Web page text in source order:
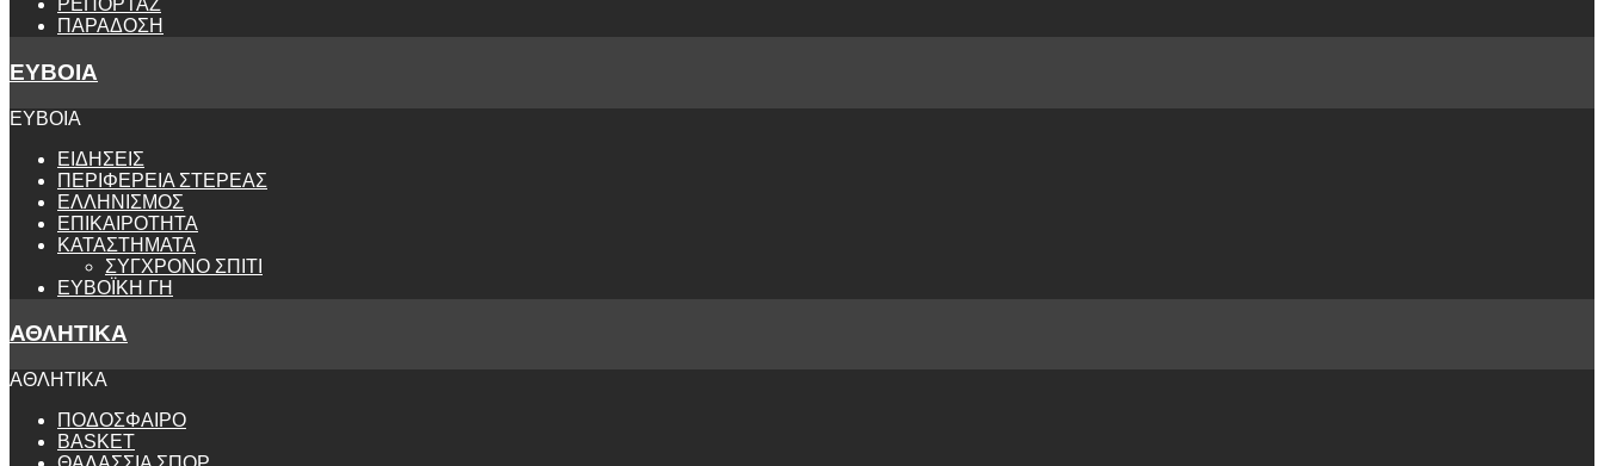
ΡΕΠΟΡΤΑΖ
ΠΑΡΑΔΟΣΗ
ΕΥΒΟΙΑ
ΕΥΒΟΙΑ
ΕΙΔΗΣΕΙΣ
ΠΕΡΙΦΕΡΕΙΑ ΣΤΕΡΕΑΣ
ΕΛΛΗΝΙΣΜΟΣ
ΕΠΙΚΑΙΡΟΤΗΤΑ
ΚΑΤΑΣΤΗΜΑΤΑ
ΣΥΓΧΡΟΝΟ ΣΠΙΤΙ
ΕΥΒΟΪΚΗ ΓΗ
ΑΘΛΗΤΙΚΑ
ΑΘΛΗΤΙΚΑ
ΠΟΔΟΣΦΑΙΡΟ
BASKET